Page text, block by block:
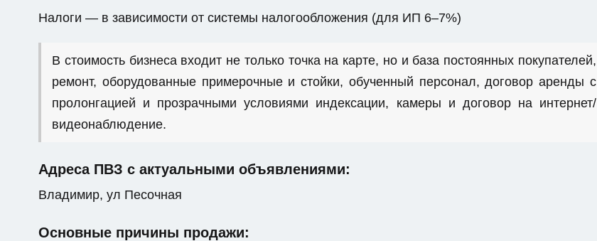
Налоги — в зависимости от системы налогообложения (для ИП 6–7%)
В стоимость бизнеса входит не только точка на карте, но и база постоянных покупателей,
ремонт, оборудованные примерочные и стойки, обученный персонал, договор аренды с
пролонгацией и прозрачными условиями индексации, камеры и договор на интернет/
видеонаблюдение.
Адреса ПВЗ с актуальными объявлениями:
Владимир, ул Песочная
Основные причины продажи: